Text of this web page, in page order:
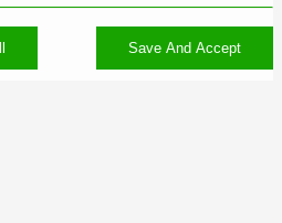
Save And Accept